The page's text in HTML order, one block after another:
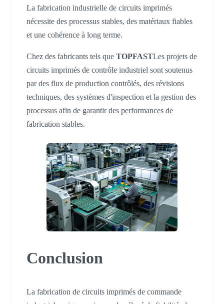
La fabrication industrielle de circuits imprimés
nécessite des processus stables, des matériaux fiables
et une cohérence à long terme.
Chez des fabricants tels que TOPFASTLes projets de
circuits imprimés de contrôle industriel sont soutenus
par des flux de production contrôlés, des révisions
techniques, des systèmes d'inspection et la gestion des
processus afin de garantir des performances de
fabrication stables.
Conclusion
La fabrication de circuits imprimés de commande